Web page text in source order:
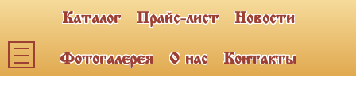
Каталог Прайс-лист Новости
Фотогалерея О нас Контакты